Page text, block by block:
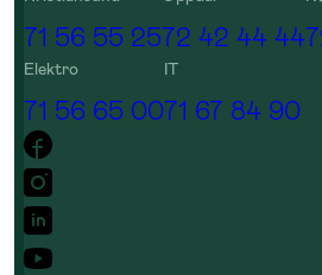
71 56 55 2572 42 44 44
Elektro
71 56 65 00
IT
71 67 84 90